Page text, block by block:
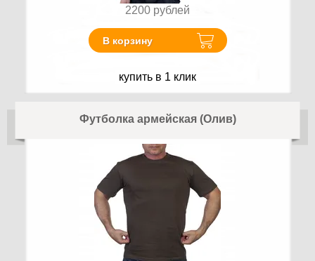
2200 рублей
В корзину
купить в 1 клик
Футболка армейская (Олив)